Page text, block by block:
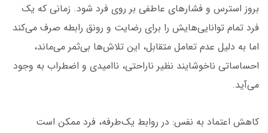
بروز استرس و فشارهای عاطفی بر روی فرد شود. زمانی که یک
فرد تمام توانایی‌هایش را برای رضایت و رونق رابطه صرف می‌کند
اما به دلیل عدم تعامل متقابل، این تلاش‌ها بی‌ثمر می‌ماند،
احساساتی ناخوشایند نظیر ناراحتی، ناامیدی و اضطراب به وجود
می‌آید.
کاهش اعتماد به نفس: در روابط یک‌طرفه، فرد ممکن است